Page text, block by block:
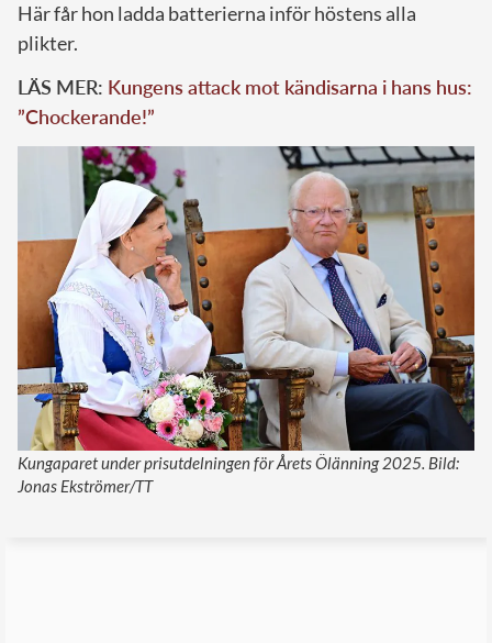
Här får hon ladda batterierna inför höstens alla
plikter.
LÄS MER: Kungens attack mot kändisarna i hans hus:
”Chockerande!”
Kungaparet under prisutdelningen för Årets Ölänning 2025. Bild:
Jonas Ekströmer/TT